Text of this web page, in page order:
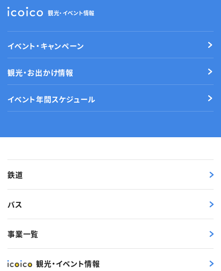
観光・イベント情報
イベント・キャンペーン
観光・お出かけ情報
イベント年間スケジュール
鉄道
バス
事業一覧
観光・イベント情報